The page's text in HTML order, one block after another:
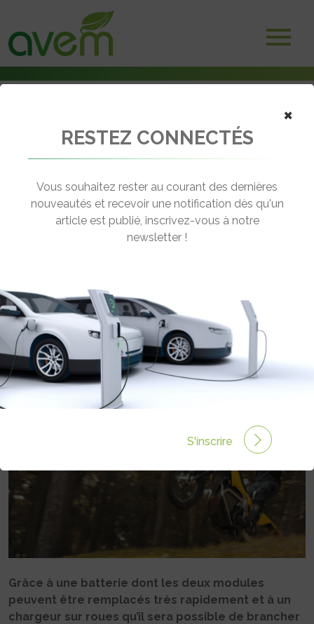
Radian EXR, une moto électrique à exploiter sans limite d’autonomie
← Revenir aux actualités
ÉLECTRIQUE À EXPLOITER SANS
LIMITE D’AUTONOMIE
Rédigé par Philippe Schwoerer le 26 Mai 2026 à 12:18
0 commentaires
Grâce à une batterie dont les deux modules
peuvent être remplacés très rapidement et à un
chargeur sur roues qu’il sera possible de brancher
×
RESTEZ CONNECTÉS
Vous souhaitez rester au courant des dernières
nouveautés et recevoir une notification dès qu'un
article est publié, inscrivez-vous à notre
newsletter !
S'inscrire